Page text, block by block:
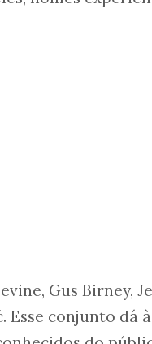
Gus Birney,
Esse conjunto dá à